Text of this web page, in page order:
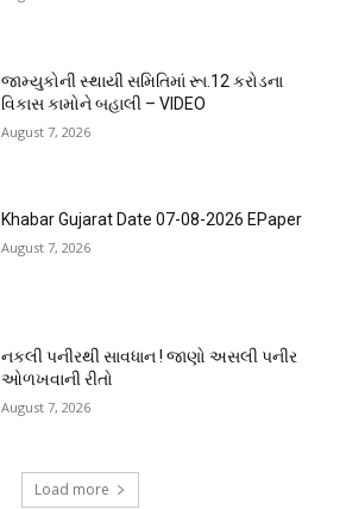
જામ્યુકોની સ્થાયી સમિતિમાં રૂા.12 કરોડના
વિકાસ કામોને બહાલી – VIDEO
August 7, 2026
Khabar Gujarat Date 07-08-2026 EPaper
August 7, 2026
નકલી પનીરથી સાવધાન ! જાણો અસલી પનીર
ઓળખવાની રીતો
August 7, 2026
Load more